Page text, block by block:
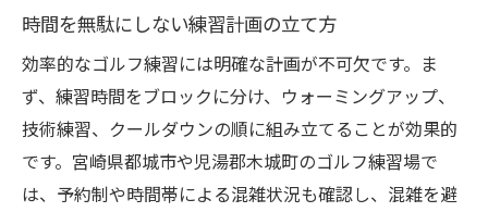
ント
都城近郊で初心者におすすめの練習場条件
ゴルフ練習場選びで迷わないチェックリス
ト
宮崎県都城市児湯郡木城町で練習環境を整える
ポイント
時間を無駄にしない練習計画の立て方
効率的なゴルフ練習には明確な計画が不可欠です。ま
ず、練習時間をブロックに分け、ウォーミングアップ、
技術練習、クールダウンの順に組み立てることが効果的
です。宮崎県都城市や児湯郡木城町のゴルフ練習場で
は、予約制や時間帯による混雑状況も確認し、混雑を避